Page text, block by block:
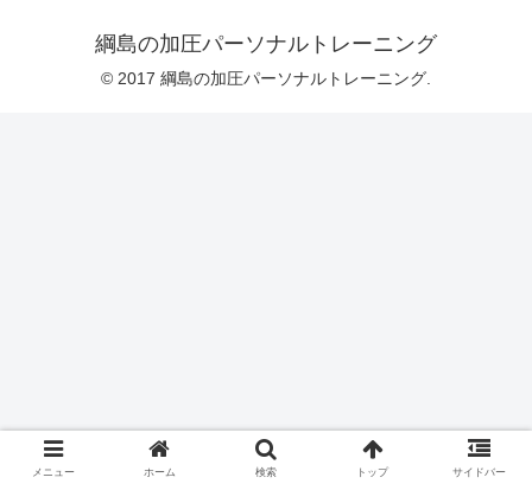
綱島の加圧パーソナルトレーニング
© 2017 綱島の加圧パーソナルトレーニング.
メニュー ホーム 検索 トップ サイドバー